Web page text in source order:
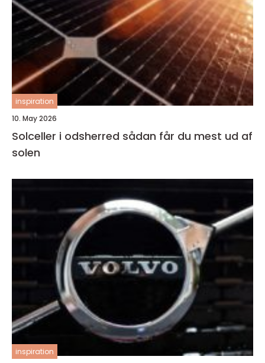
inspiration
10. May 2026
Solceller i odsherred sådan får du mest ud af
solen
inspiration